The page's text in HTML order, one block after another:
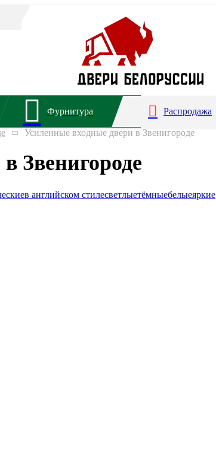
Фурнитура Распродажа
Усиленные входные двери в Звенигороде
Звенигороде
в английском стилесветлыетёмныебелыеяркие